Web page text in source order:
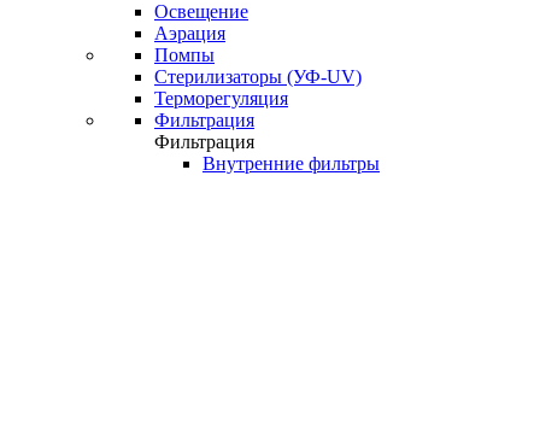
Освещение
Аэрация
Помпы
Стерилизаторы (УФ-UV)
Терморегуляция
Фильтрация
Фильтрация
Внутренние фильтры